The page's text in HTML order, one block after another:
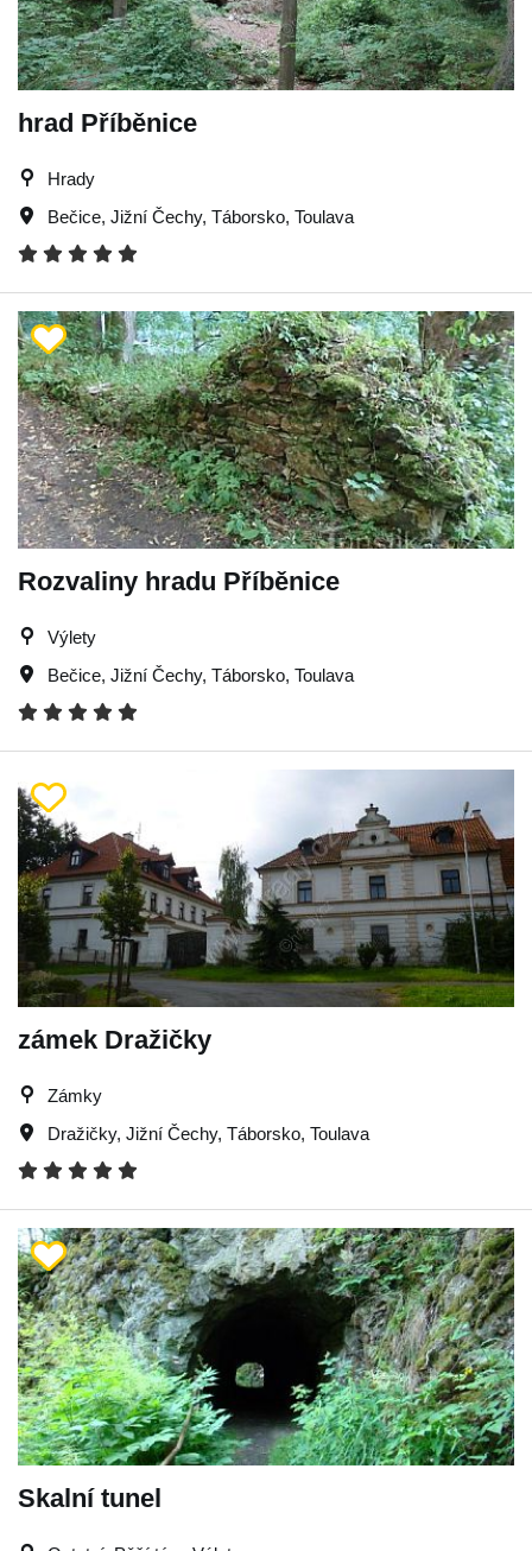
hrad Příběnice
Hrady
Bečice, Jižní Čechy, Táborsko, Toulava
Rozvaliny hradu Příběnice
Výlety
Bečice, Jižní Čechy, Táborsko, Toulava
zámek Dražičky
Zámky
Dražičky, Jižní Čechy, Táborsko, Toulava
Skalní tunel